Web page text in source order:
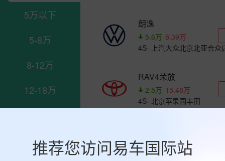
推荐您访问易车国际站
5万以下
5-8万
8-12万
12-18万
25-40万
朗逸
5.6万 8.39万
4S- 上汽大众北京北亚合众
RAV4荣放
2.5万 15.48万
4S- 北京苹果园丰田
4.2万12.98万
4S- 中升四季青店